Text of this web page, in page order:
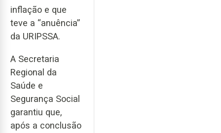
inflação e que
teve a “anuência”
da URIPSSA.
A Secretaria
Regional da
Saúde e
Segurança Social
garantiu que,
após a conclusão